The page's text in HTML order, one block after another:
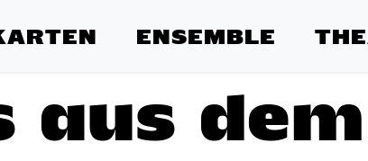
ENSEMBLE
aus